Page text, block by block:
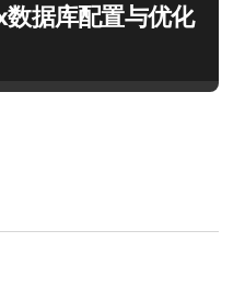
据库配置与优化